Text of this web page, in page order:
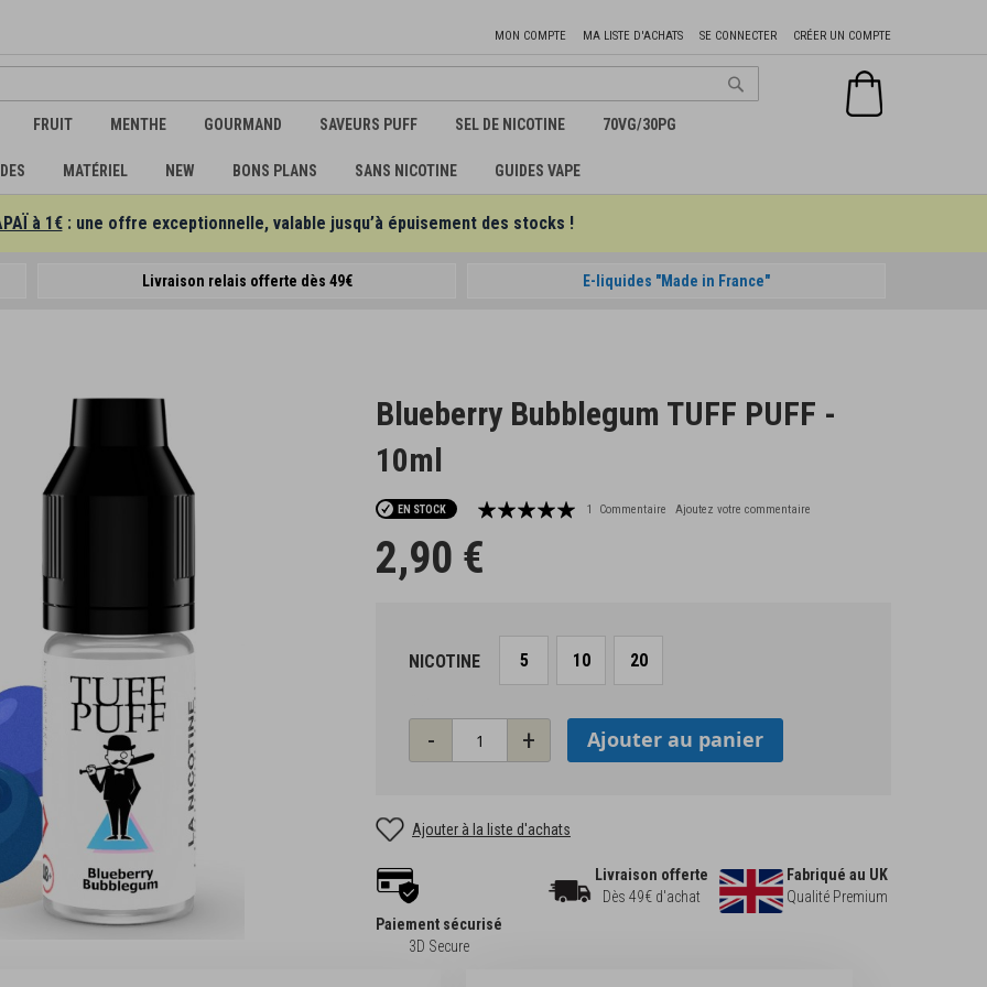
MON COMPTE MA LISTE D'ACHATS SE CONNECTER CRÉER UN COMPTEau
Chercher
FRUIT MENTHE GOURMAND SAVEURS PUFF SEL DE NICOTINE 70VG/30PG
MATÉRIEL NEW BONS PLANS SANS NICOTINE GUIDES VAPE
à 1€ : une offre exceptionnelle, valable jusqu’à épuisement des stocks !
Livraison relais offerte dès 49€ E-liquides "Made in France"
Blueberry Bubblegum TUFF PUFF -
10ml
EN STOCK
Notation:
1 Commentaire Ajoutez votre commentaire
2,90 €
NICOTINE 5 10 20
- + Ajouter au panier
Ajouter à la liste d'achats
Paiement sécurisé
3D Secure
Livraison offerte
Dès 49€ d'achat
Fabriqué au UK
Qualité Premium